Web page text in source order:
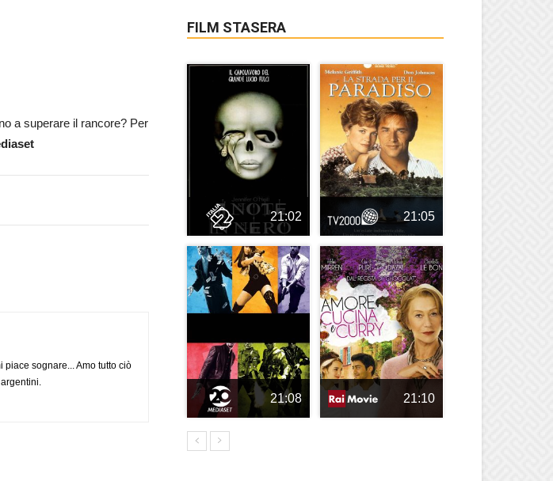
a superare il rancore? Per
piace sognare... Amo tutto ciò
FILM STASERA
21:02 21:05
21:08 21:10